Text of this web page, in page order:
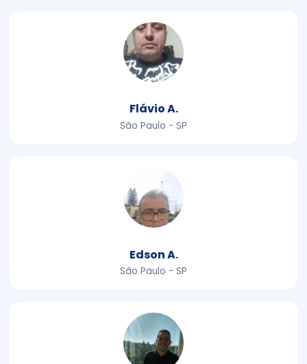
Flávio A.
São Paulo - SP
Edson A.
São Paulo - SP